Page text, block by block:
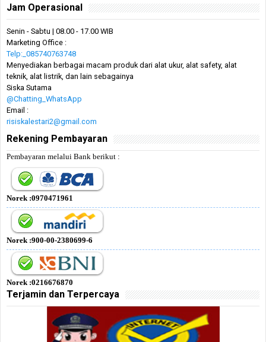
Jam Operasional
Senin - Sabtu | 08.00 - 17.00 WIB
Marketing Office :
Telp:_085740763748
Menyediakan berbagai macam produk dari alat ukur, alat safety, alat
teknik, alat listrik, dan lain sebagainya
Siska Sutama
@Chatting_WhatsApp
Email :
risiskalestari2@gmail.com
Rekening Pembayaran
Pembayaran melalui Bank berikut :
Norek :0970471961
Norek :900-00-2380699-6
Norek :0216676870
Terjamin dan Terpercaya